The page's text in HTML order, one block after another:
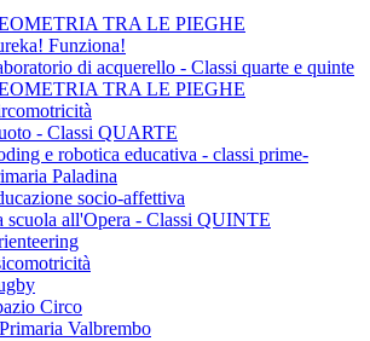
TRA LE PIEGHE
Funziona!
di acquerello - Classi quarte e quinte
TRA LE PIEGHE
- Classi QUARTE
e robotica educativa - classi prime-
Paladina
socio-affettiva
scuola all'Opera - Classi QUINTE
Circo
Valbrembo